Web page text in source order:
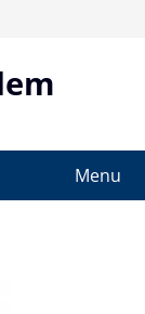
Menu